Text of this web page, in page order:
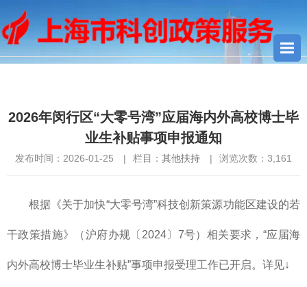
2026年闵行区“大零号湾”应届海内外高校博士毕
业生补贴事项申报通知
发布时间：2026-01-25 | 栏目： 其他扶持 | 浏览次数： 3,161
根据《关于加快“大零号湾”科技创新策源功能区建设的若
干政策措施》（沪府办规〔2024〕7号）相关要求，“应届海
内外高校博士毕业生补贴”事项申报受理工作已开启。详见↓